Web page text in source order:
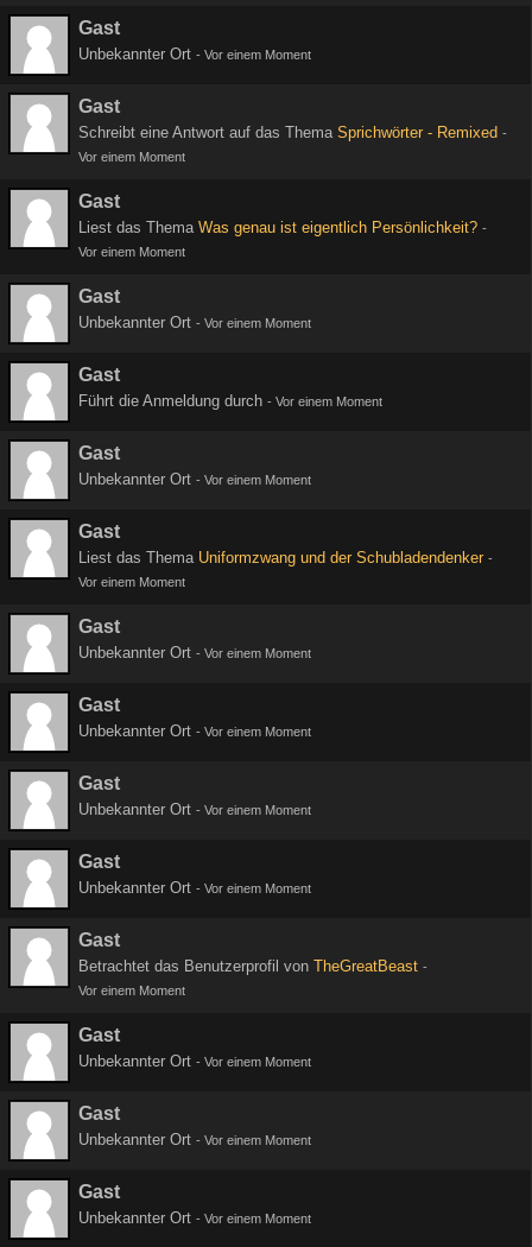
Gast
Unbekannter Ort - Vor einem Moment
Gast
Schreibt eine Antwort auf das Thema Sprichwörter - Remixed -
Vor einem Moment
Gast
Liest das Thema Was genau ist eigentlich Persönlichkeit? -
Vor einem Moment
Gast
Unbekannter Ort - Vor einem Moment
Gast
Führt die Anmeldung durch - Vor einem Moment
Gast
Unbekannter Ort - Vor einem Moment
Gast
Liest das Thema Uniformzwang und der Schubladendenker -
Vor einem Moment
Gast
Unbekannter Ort - Vor einem Moment
Gast
Unbekannter Ort - Vor einem Moment
Gast
Unbekannter Ort - Vor einem Moment
Gast
Unbekannter Ort - Vor einem Moment
Gast
Betrachtet das Benutzerprofil von TheGreatBeast -
Vor einem Moment
Gast
Unbekannter Ort - Vor einem Moment
Gast
Unbekannter Ort - Vor einem Moment
Gast
Unbekannter Ort - Vor einem Moment